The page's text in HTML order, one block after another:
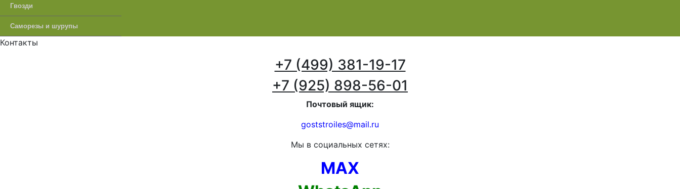
Гвозди
Саморезы и шурупы
Контакты
+7 (499) 381-19-17
+7 (925) 898-56-01
Почтовый ящик:
goststroiles@mail.ru
Мы в социальных сетях:
MAX